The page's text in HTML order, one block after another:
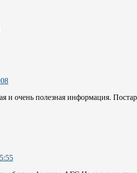
и очень полезная информация.